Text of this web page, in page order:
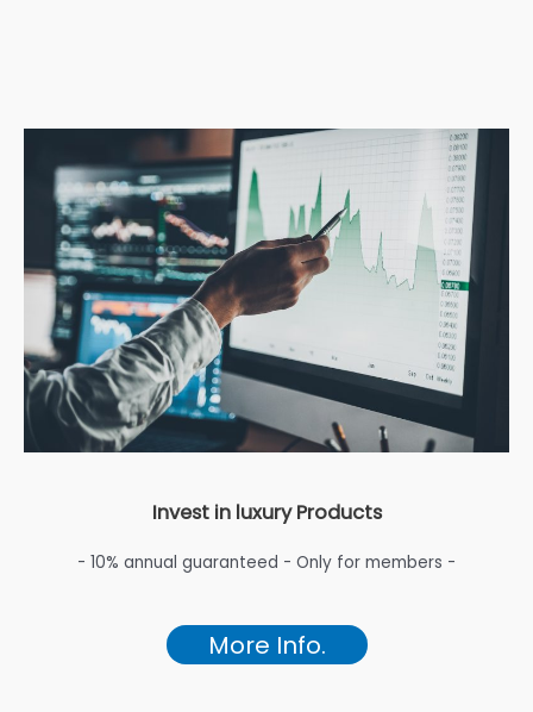
Invest in luxury Products
- 10% annual guaranteed - Only for members -
More Info.